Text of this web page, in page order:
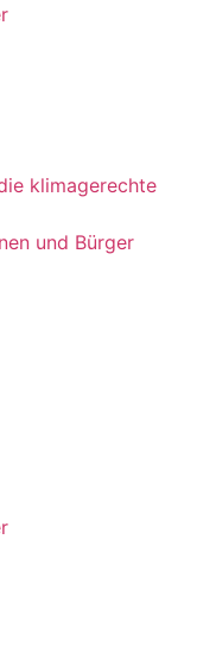
klimagerechte
und Bürger